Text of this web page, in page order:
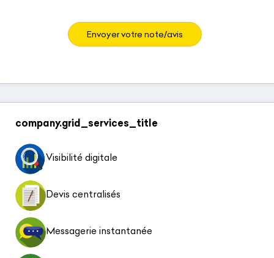
Envoyer votre note/avis
company.grid_services_title
Visibilité digitale
Devis centralisés
Messagerie instantanée